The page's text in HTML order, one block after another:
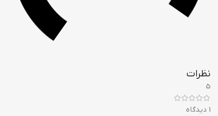
نظرات
5
1 دیدگاه